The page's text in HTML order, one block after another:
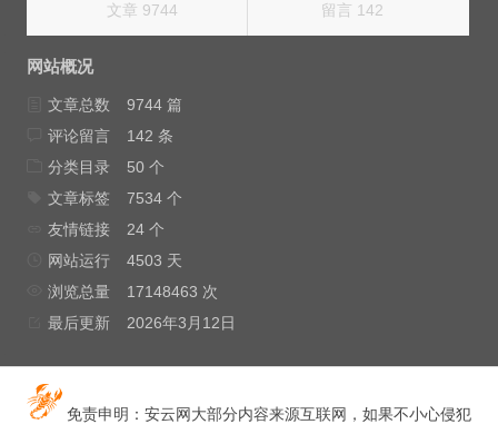
文章 9744 留言 142
网站概况
文章总数
9744 篇
评论留言
142 条
分类目录
50 个
文章标签
7534 个
友情链接
24 个
网站运行
4503 天
浏览总量
17148463 次
最后更新
2026年3月12日
免责申明：安云网大部分内容来源互联网，如果不小心侵犯